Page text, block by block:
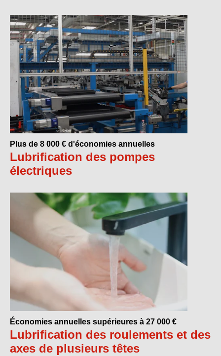
Plus de 8 000 € d'économies annuelles
Lubrification des pompes
électriques
Économies annuelles supérieures à 27 000 €
Lubrification des roulements et des
axes de plusieurs têtes